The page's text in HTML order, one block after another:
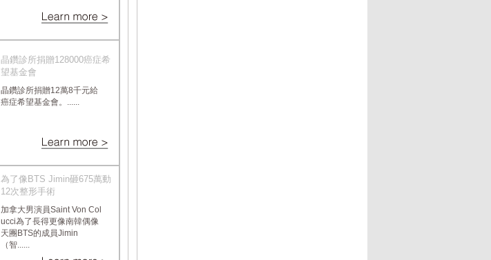
晶鑽診所捐贈128000癌症希
望基金會
晶鑽診所捐贈12萬8千元給
癌症希望基金會。......
為了像BTS Jimin砸675萬動
12次整形手術
加拿大男演員Saint Von Col
ucci為了長得更像南韓偶像
天團BTS的成員Jimin
（智......